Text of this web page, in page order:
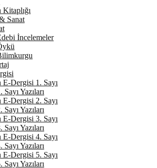
Sanat
İncelemeler
E-Dergisi 1. Sayı
Sayı Yazıları
E-Dergisi 2. Sayı
Sayı Yazıları
E-Dergisi 3. Sayı
Sayı Yazıları
E-Dergisi 4. Sayı
Sayı Yazıları
E-Dergisi 5. Sayı
Sayı Yazıları